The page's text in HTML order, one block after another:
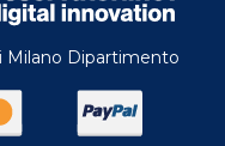
Dipartimento